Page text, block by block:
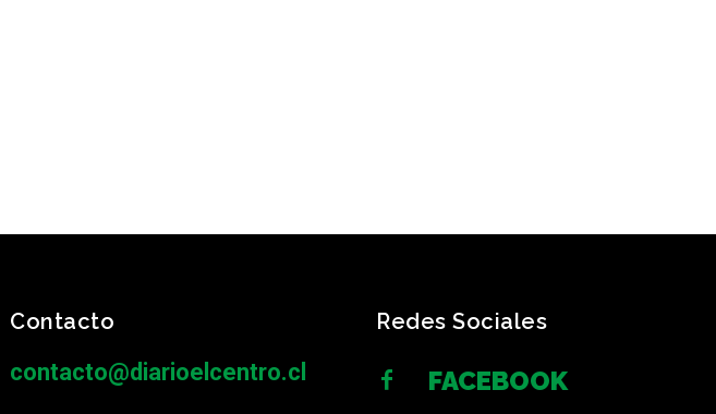
Contacto
contacto@diarioelcentro.cl
Redes Sociales
FACEBOOK